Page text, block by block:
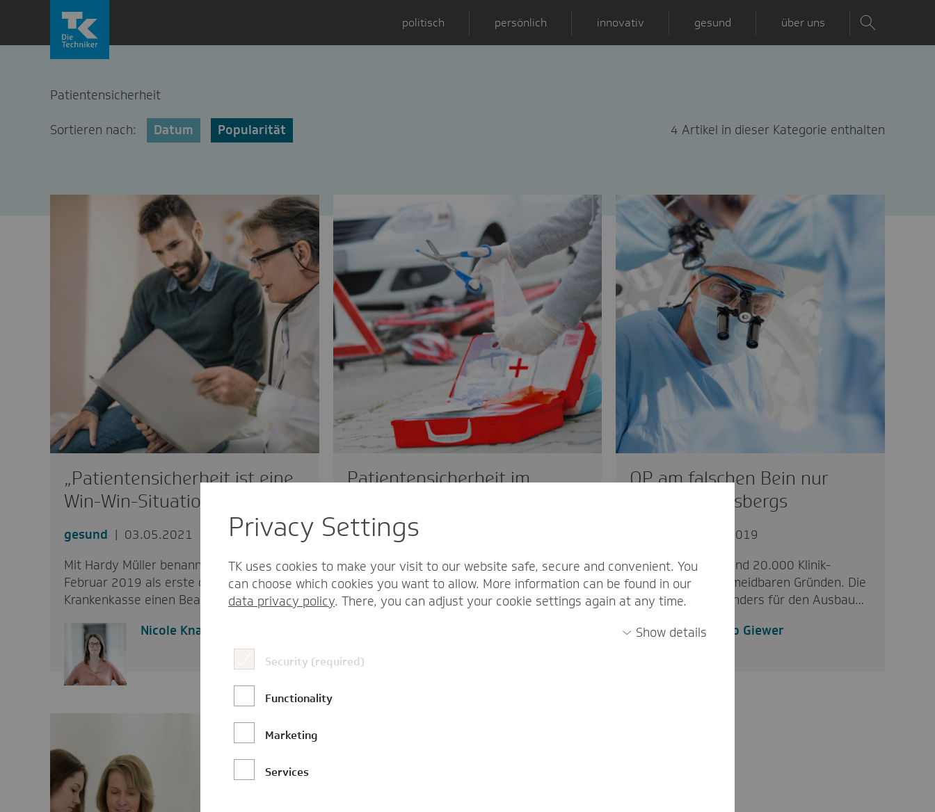
politisch persönlich innovativ gesund über uns
Patientensicherheit
4 Artikel in dieser Kategorie enthalten
Sortieren nach: Datum Popularität
„Patientensicherheit ist eine
Win-Win-Situation“
gesund
03.05.2021
Mit Hardy Müller benannte die TK im
Februar 2019 als erste deutsche
Krankenkasse einen Beauftragten…
Nicole Knabe
Patientensicherheit im
innovativ
Fehler geschehen – auch im
Rettungsdienst. Ein effektives Mittel, aus
kritischen Ereignissen zu lernen und…
OP am falschen Bein nur
Spitze des Eisbergs
15.05.2019
Jährlich sterben rund 20.000 Klinik-
Patienten aus vermeidbaren Gründen. Die
TK setzt sich besonders für den Ausbau…
Philip Giewer
Privacy Settings
TK uses cookies to make your visit to our website safe, secure and convenient. You
can choose which cookies you want to allow. More information can be found in our
data privacy policy. There, you can adjust your cookie settings again at any time.
Show details
Security (required)
Functionality
Marketing
Services